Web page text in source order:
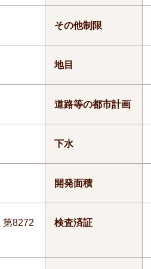
その他制限
地目
道路等の都市計画
下水
開発面積
8272
検査済証